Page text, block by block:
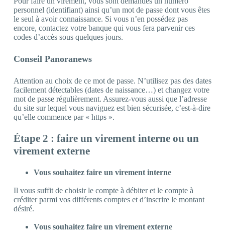
personnel (identifiant) ainsi qu’un mot de passe dont vous êtes
le seul à avoir connaissance. Si vous n’en possédez pas
encore, contactez votre banque qui vous fera parvenir ces
codes d’accès sous quelques jours.
Conseil Panoranews
Attention au choix de ce mot de passe. N’utilisez pas des dates
facilement détectables (dates de naissance…) et changez votre
mot de passe régulièrement. Assurez-vous aussi que l’adresse
du site sur lequel vous naviguez est bien sécurisée, c’est-à-dire
qu’elle commence par « https ».
Étape 2 : faire un virement interne ou un
virement externe
Vous souhaitez faire un virement interne
Il vous suffit de choisir le compte à débiter et le compte à
créditer parmi vos différents comptes et d’inscrire le montant
désiré.
Vous souhaitez faire un virement externe